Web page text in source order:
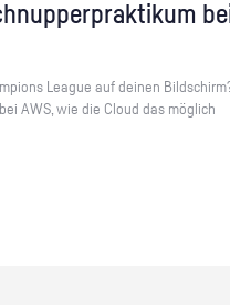
Le­ague auf dei­nen
AWS, wie die Cloud das mög­lich